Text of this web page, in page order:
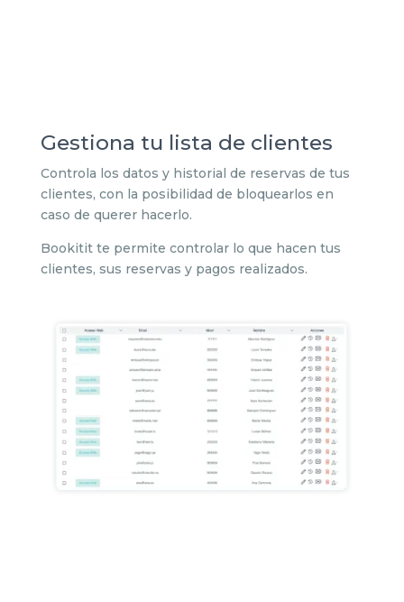
Gestiona tu lista de clientes
Controla los datos y historial de reservas de tus
clientes, con la posibilidad de bloquearlos en
caso de querer hacerlo.
Bookitit te permite controlar lo que hacen tus
clientes, sus reservas y pagos realizados.